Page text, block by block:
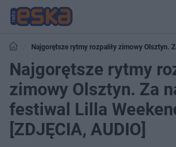
Najgorętsze rytmy rozpaliły zimowy Olsztyn.
Weekend 2026 [ZDJĘCIA, AUDIO]
Najgorętsze rytmy
zimowy Olsztyn. Za
festiwal Lilla
[ZDJĘCIA, AUDIO]